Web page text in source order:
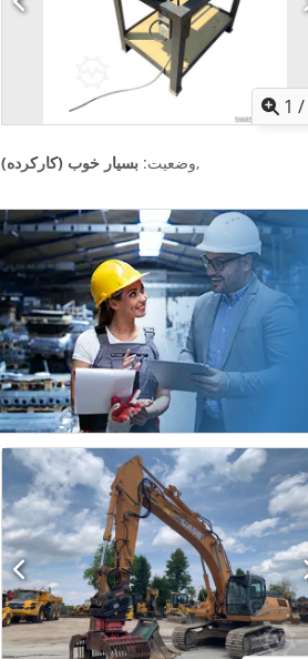
1 /
وضعیت: بسیار خوب (کارکرده) ,